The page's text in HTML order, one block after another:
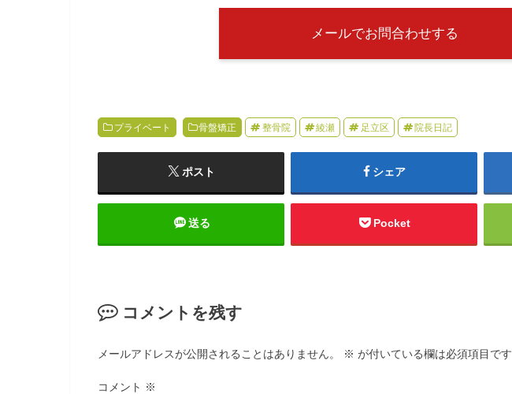
メールでお問合わせする
プライベート 骨盤矯正 整骨院 綾瀬 足立区 院長日記
ポスト シェア
送る Pocket
コメントを残す
メールアドレスが公開されることはありません。 ※ が付いている欄は必須項目です
コメント ※